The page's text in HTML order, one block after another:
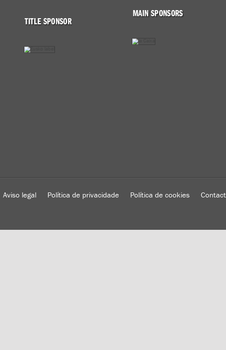
TITLE SPONSOR
MAIN SPONSORS
Aviso legal Política de privacidade Política de cookies